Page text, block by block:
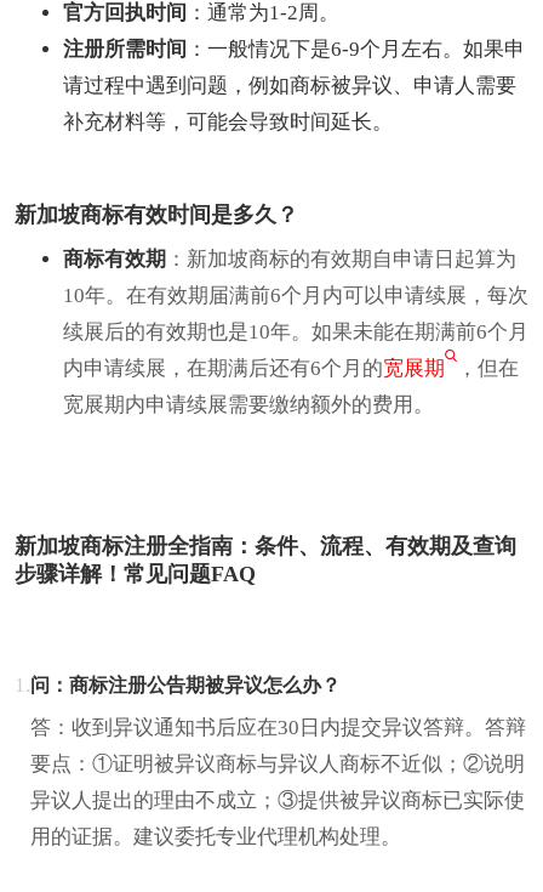
官方回执时间 ：通常为1-2周。
注册所需时间 ：一般情况下是6-9个月左右。如果申
请过程中遇到问题，例如商标被异议、申请人需要
补充材料等，可能会导致时间延长。
新加坡商标有效时间是多久？
商标有效期 ：新加坡商标的有效期自申请日起算为
10年。在有效期届满前6个月内可以申请续展，每次
续展后的有效期也是10年。如果未能在期满前6个月
内申请续展，在期满后还有6个月的宽展期
，但在
宽展期内申请续展需要缴纳额外的费用。
新加坡商标注册全指南：条件、流程、有效期及查询
步骤详解！常见问题FAQ
1.问：商标注册公告期被异议怎么办？
答：收到异议通知书后应在30日内提交异议答辩。答辩
要点：①证明被异议商标与异议人商标不近似；②说明
异议人提出的理由不成立；③提供被异议商标已实际使
用的证据。建议委托专业代理机构处理。